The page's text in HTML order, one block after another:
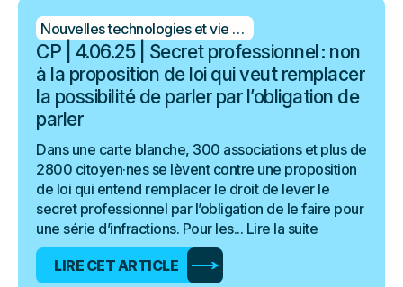
Nouvelles technologies et vie privée
CP | 4.06.25 | Secret professionnel : non
à la proposition de loi qui veut remplacer
la possibilité de parler par l’obligation de
parler
Dans une carte blanche, 300 associations et plus de
2800 citoyen·nes se lèvent contre une proposition
de loi qui entend remplacer le droit de lever le
secret professionnel par l’obligation de le faire pour
une série d’infractions. Pour les... Lire la suite
LIRE CET ARTICLE